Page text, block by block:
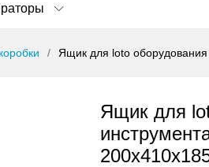
Ящик для loto
Ящик для